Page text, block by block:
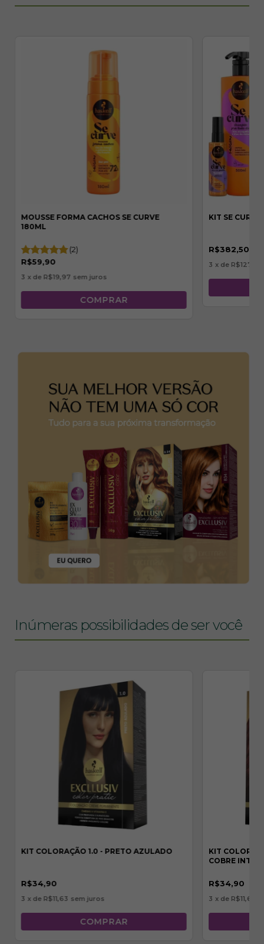
MOUSSE FORMA CACHOS SE CURVE
180ML
(2)
R$59,90
3 x de R$19,97 sem juros
KIT SE
R$382,50
3 x de R$127,50
Inúmeras possibilidades de ser você
KIT COLORAÇÃO 1.0 - PRETO AZULADO
R$34,90
3 x de R$11,63 sem juros
KIT
COBRE
R$34,90
3 x de R$11,63